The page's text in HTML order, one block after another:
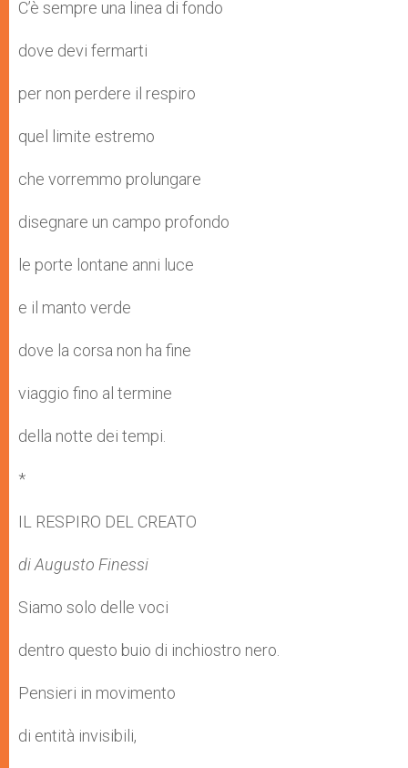
C’è sempre una linea di fondo
dove devi fermarti
per non perdere il respiro
quel limite estremo
che vorremmo prolungare
disegnare un campo profondo
le porte lontane anni luce
e il manto verde
dove la corsa non ha fine
viaggio fino al termine
della notte dei tempi.
*
IL RESPIRO DEL CREATO
di Augusto Finessi
Siamo solo delle voci
dentro questo buio di inchiostro nero.
Pensieri in movimento
di entità invisibili,